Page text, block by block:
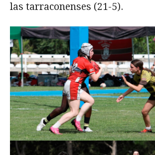
las tarraconenses (21-5).